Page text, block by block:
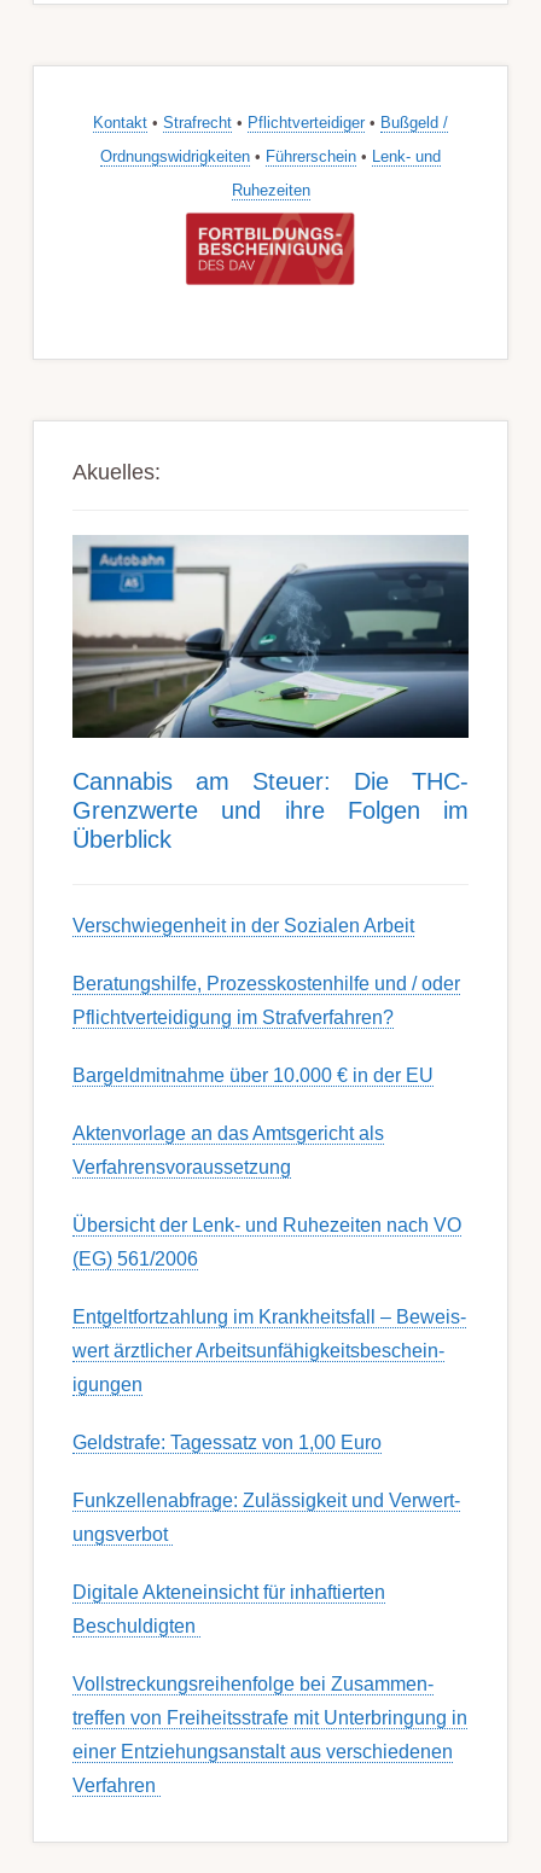
Kontakt • Strafrecht • Pflichtverteidiger • Bußgeld /
Ordnungswidrigkeiten • Führerschein • Lenk- und
Ruhezeiten
Akuelles:
Can­nabis am Steu­er: Die THC-
Grenz­werte und ihre Folgen im
Über­blick
Ver­schwieg­en­heit in der Soz­ial­en Ar­beit
Berat­ungs­hil­fe, Pro­zess­kost­en­hilfe und / oder
Pflicht­ver­teidig­ung im Strafverfahren?
Bargeldmitnahme über 10.000 € in der EU
Aktenvorlage an das Amtsgericht als
Verfahrensvoraussetzung
Übersicht der Lenk- und Ruhezeiten nach VO
(EG) 561/2006
Ent­gelt­fort­zahl­ung im Krank­heits­fall – Be­weis­
wert ärzt­lich­er Ar­beits­un­fähig­keits­be­schein­
igung­en
Geldstrafe: Tagessatz von 1,00 Euro
Funk­zell­en­ab­fra­ge: Zu­lässig­keit und Ver­wert­
ungs­ver­bot
Digitale Akteneinsicht für inhaftierten
Beschuldigten
Voll­streckungs­­­reihenfolge bei Zusamm­­en­
treffen von Frei­heits­strafe mit Unter­bring­ung in
einer Ent­ziehungs­anstalt aus ver­schied­enen
Ver­fahren